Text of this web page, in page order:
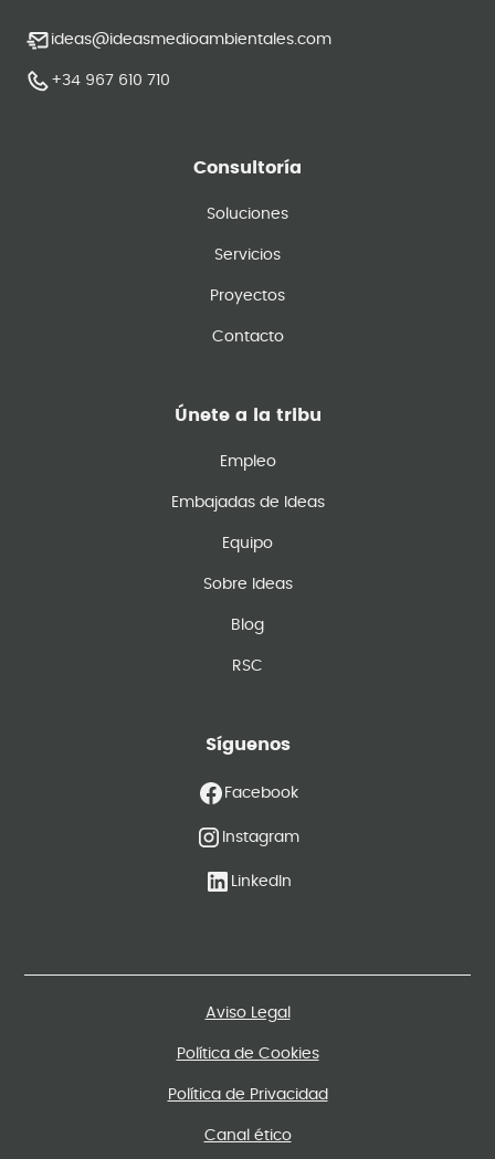
ideas@ideasmedioambientales.com
+34 967 610 710
Consultoría
Soluciones
Servicios
Proyectos
Contacto
Únete a la tribu
Empleo
Embajadas de Ideas
Equipo
Sobre Ideas
Blog
RSC
Síguenos
Facebook
Instagram
LinkedIn
Aviso Legal
Política de Cookies
Política de Privacidad
Canal ético